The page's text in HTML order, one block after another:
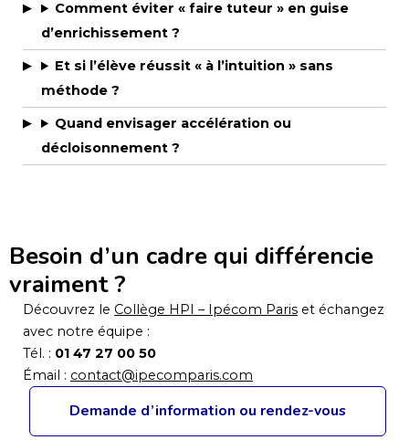
Comment éviter « faire tuteur » en guise
d’enrichissement ?
Et si l’élève réussit « à l’intuition » sans
méthode ?
Quand envisager accélération ou
décloisonnement ?
Besoin d’un cadre qui différencie
vraiment ?
Découvrez le Collège HPI – Ipécom Paris et échangez
avec notre équipe :
Tél. : 01 47 27 00 50
Émail : contact@ipecomparis.com
Demande d’information ou rendez-vous